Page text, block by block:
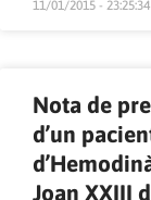
11/01/2015 - 23:25:34
Nota de
d’un
Joan XXIII